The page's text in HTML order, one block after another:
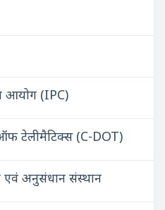
आयोग (IPC)
टेलीमैटिक्स (C-DOT)
एवं अनुसंधान संस्थान